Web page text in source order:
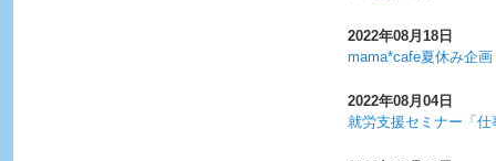
2022年08月18日
mama*cafe夏休み企
2022年08月04日
就労支援セミナー「